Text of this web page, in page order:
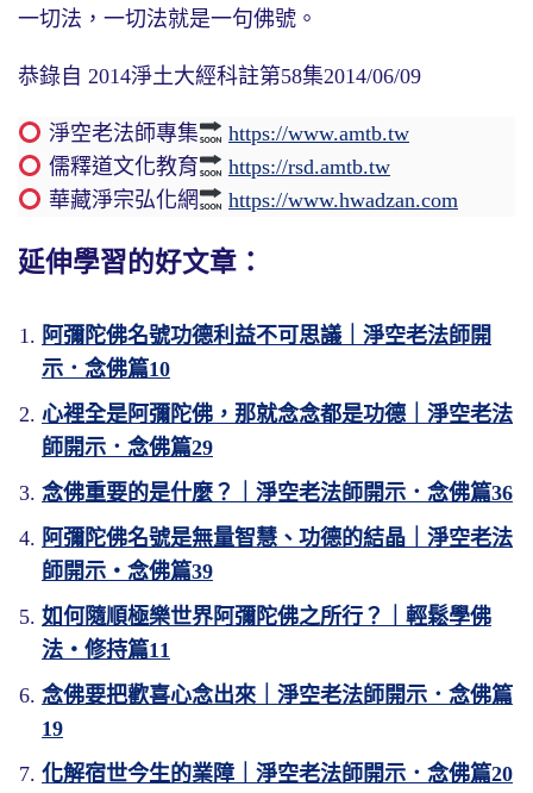
一切法，一切法就是一句佛號。
恭錄自 2014淨土大經科註第58集2014/06/09
淨空老法師專集
https://www.amtb.tw
儒釋道文化教育
https://rsd.amtb.tw
華藏淨宗弘化網
https://www.hwadzan.com
延伸學習的好文章：
阿彌陀佛名號功德利益不可思議｜淨空老法師開
示．念佛篇10
心裡全是阿彌陀佛，那就念念都是功德｜淨空老法
師開示．念佛篇29
念佛重要的是什麼？｜淨空老法師開示．念佛篇36
阿彌陀佛名號是無量智慧、功德的結晶｜淨空老法
師開示・念佛篇39
如何隨順極樂世界阿彌陀佛之所行？｜輕鬆學佛
法・修持篇11
念佛要把歡喜心念出來｜淨空老法師開示．念佛篇
19
化解宿世今生的業障｜淨空老法師開示．念佛篇20